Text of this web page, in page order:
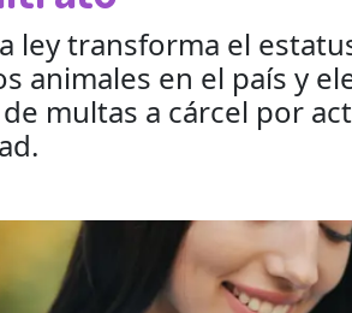
ley transforma el
animales en el país y
multas a cárcel por